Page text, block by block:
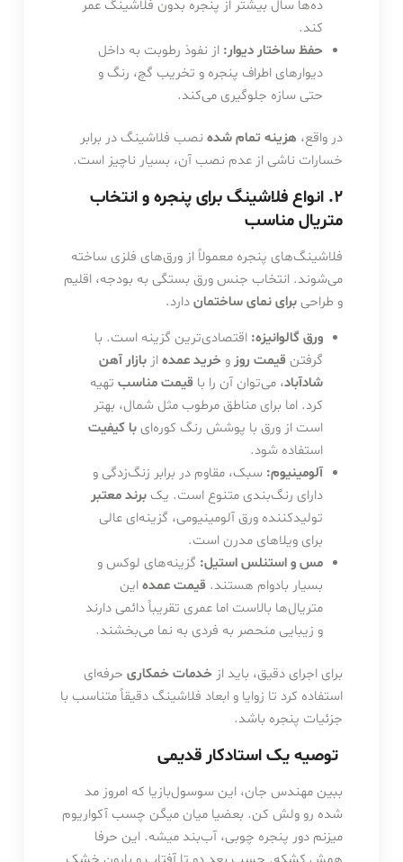
ده‌ها سال بیشتر از پنجره بدون فلاشینگ عمر
کند.
حفظ ساختار دیوار: از نفوذ رطوبت به داخل
دیوارهای اطراف پنجره و تخریب گچ، رنگ و
حتی سازه جلوگیری می‌کند.
در واقع، هزینه تمام شدهنصب فلاشینگ در برابر
خسارات ناشی از عدم نصب آن، بسیار ناچیز است.
۲. انواع فلاشینگ برای پنجره و انتخاب
متریال مناسب
فلاشینگ‌های پنجره معمولاً از ورق‌های فلزی ساخته
می‌شوند. انتخاب جنس ورق بستگی به بودجه، اقلیم
و طراحی برای نمای ساختماندارد.
ورق گالوانیزه: اقتصادی‌ترین گزینه است. با
گرفتن قیمت روزو خرید عمدهازبازار آهن
شادآباد، می‌توان آن را با قیمت مناسب تهیه
کرد. اما برای مناطق مرطوب مثل شمال، بهتر
است از ورق با پوشش رنگ کوره‌ایبا کیفیت
استفاده شود.
آلومینیوم: سبک، مقاوم در برابر زنگ‌زدگی و
دارای رنگ‌بندی متنوع است. یکبرند معتبر
تولیدکننده ورق آلومینیومی، گزینه‌ای عالی
برای ویلاهای مدرن است.
مس و استنلس استیل: گزینه‌های لوکس و
بسیار بادوام هستند. قیمت عمدهاین
متریال‌ها بالاست اما عمری تقریباً دائمی دارند
و زیبایی منحصر به فردی به نما می‌بخشند.
برای اجرای دقیق، باید از خدمات خمکاریحرفه‌ای
استفاده کرد تا زوایا و ابعاد فلاشینگ دقیقاً متناسب با
جزئیات پنجره باشد.
توصیه یک استادکار قدیمی
ببین مهندس جان، این سوسول‌بازیا که امروز مد
شده رو ولش کن. بعضیا میان میگن چسب آکواریوم
میزنم دور پنجره چوبی، آب‌بند میشه. این حرفا